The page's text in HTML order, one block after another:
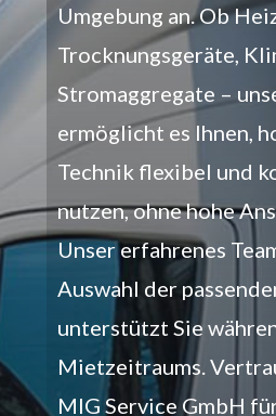
Umgebung an. Ob
Trocknungsgeräte,
Stromaggregate –
ermöglicht es Ihnen,
Technik flexibel und
nutzen, ohne hohe
Unser erfahrenes
Auswahl der
unterstützt Sie
Mietzeitraums.
MIG Service GmbH